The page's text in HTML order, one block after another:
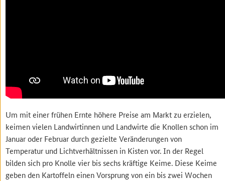
Um mit einer frühen Ernte höhere Preise am Markt zu erzielen,
keimen vielen Landwirtinnen und Landwirte die Knollen schon im
Januar oder Februar durch gezielte Veränderungen von
Temperatur und Lichtverhältnissen in Kisten vor. In der Regel
bilden sich pro Knolle vier bis sechs kräftige Keime. Diese Keime
geben den Kartoffeln einen Vorsprung von ein bis zwei Wochen